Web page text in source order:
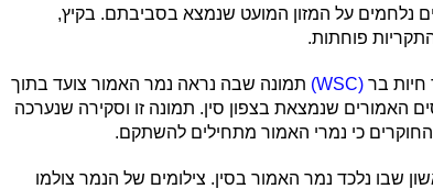
נלחמים על המזון המועט שנמצא בסביבתם. בקיץ,
פוחתות.
בר (WSC)
תמונה שבה נראה נמר האמור צועד בתוך
האמורים שנמצאת בצפון סין. תמונה זו וסקירה שנערכה
כי נמרי האמור מתחילים להשתקם.
שבו נלכד נמר האמור בסין. צילומים של הנמר צולמו